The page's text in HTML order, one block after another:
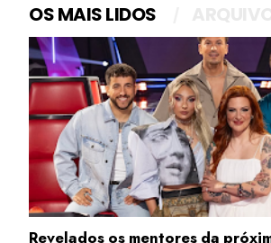
OS MAIS LIDOS
Revelados os mentores da